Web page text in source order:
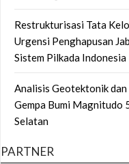
Restrukturisasi Tata
Urgensi Penghapusan
Sistem Pilkada Indonesia
Analisis Geotektonik
Gempa Bumi Magnitudo
Selatan
PARTNER